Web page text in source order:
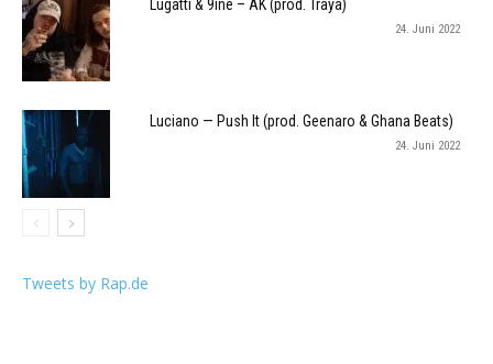
Lugatti & 9ine – AK (prod. Traya)
24. Juni 2022
Luciano — Push It (prod. Geenaro & Ghana Beats)
24. Juni 2022
Tweets by Rap.de